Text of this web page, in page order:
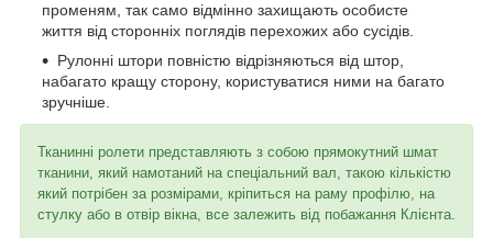
променям, так само відмінно захищають особисте
життя від сторонніх поглядів перехожих або сусідів.
Рулонні штори повністю відрізняються від штор,
набагато кращу сторону, користуватися ними на багато
зручніше.
Тканинні ролети представляють з собою прямокутний шмат
тканини, який намотаний на спеціальний вал, такою кількістю
який потрібен за розмірами, кріпиться на раму профілю, на
стулку або в отвір вікна, все залежить від побажання Клієнта.